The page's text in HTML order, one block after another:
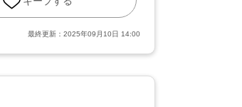
最終更新： 2025年09月10日 14:00